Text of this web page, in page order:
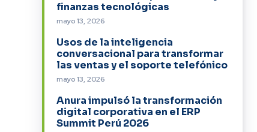
finanzas tecnológicas
mayo 13, 2026
Usos de la inteligencia
conversacional para transformar
las ventas y el soporte telefónico
mayo 13, 2026
Anura impulsó la transformación
digital corporativa en el ERP
Summit Perú 2026